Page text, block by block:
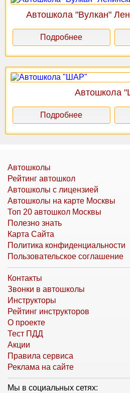
Автошкола "Вулкан"
Подробнее
Автошкола
Подробнее
Автошколы
Рейтинг автошкол
Автошколы с лицензией
Автошколы на карте Москвы
Топ 20 автошкол Москвы
Полезно знать
Карта Сайта
Политика конфиденциальности
Пользовательское соглашение
Контакты
Звонки в автошколы
Инструкторы
Рейтинг инструкторов
О проекте
Тест ПДД
Акции
Правила сервиса
Реклама на сайте
Мы в социальных сетях: